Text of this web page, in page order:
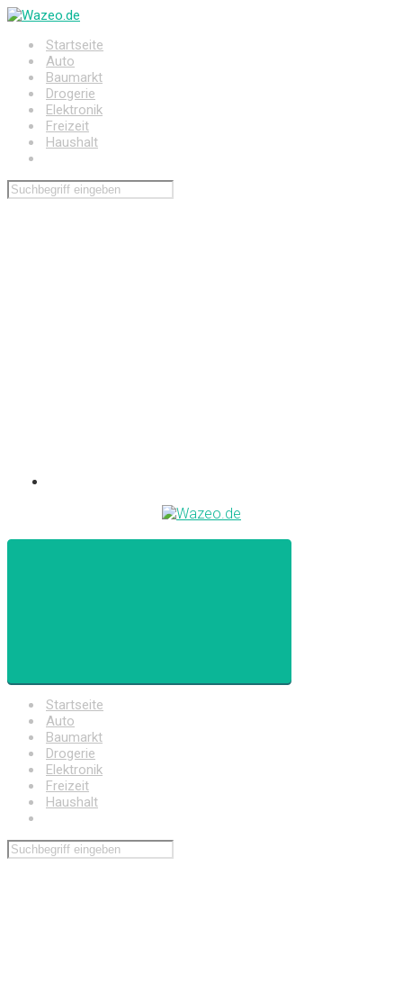
Zum
springenStartseite
Auto
Baumarkt
Drogerie
Elektronik
Freizeit
Haushalt
Startseite
Auto
Baumarkt
Drogerie
Elektronik
Freizeit
Haushalt